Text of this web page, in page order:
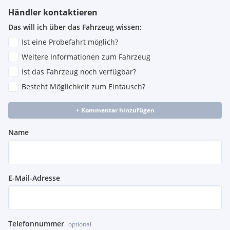
Händler kontaktieren
Das will ich über das Fahrzeug wissen:
Ist eine Probefahrt möglich?
Weitere Informationen zum Fahrzeug
Ist das Fahrzeug noch verfügbar?
Besteht Möglichkeit zum Eintausch?
+ Kommentar hinzufügen
Name
E-Mail-Adresse
Telefonnummer optional